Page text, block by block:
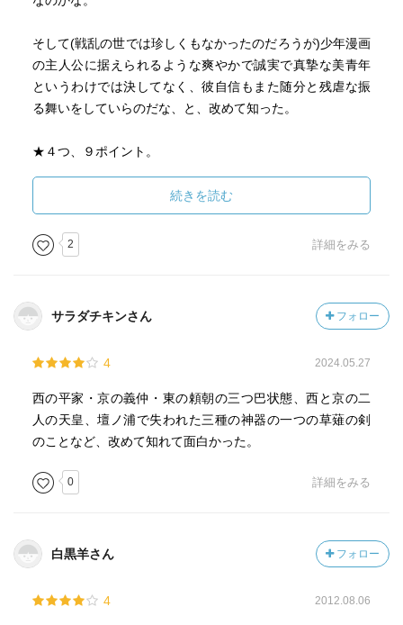
そして(戦乱の世では珍しくもなかったのだろうが)少年漫画
の主人公に据えられるような爽やかで誠実で真摯な美青年
というわけでは決してなく、彼自信もまた随分と残虐な振
る舞いをしていらのだな、と、改めて知った。
★４つ、９ポイント。
※中学の国語教科書で見た｢那須与一｣のエピソードを物語
の流れの中で読めたのが、嬉しかったり♪
だ｣と感じて自分を責める吉村昭さんの心情が印象的だっ
た。(巻末後書きによる)
・・・それにより｢現代語訳の仕事は二度と引き受けまいと
誓った｣とのことだが、なんとも勿体ない。｢吉村訳｣ならば
是非是非読んでみたいなと思えた古典文学も、たくさんあ
続きを読む
2 詳細をみる
サラダチキンさん フォロー
4 2024.05.27
西の平家・京の義仲・東の頼朝の三つ巴状態、西と京の二
人の天皇、壇ノ浦で失われた三種の神器の一つの草薙の剣
のことなど、改めて知れて面白かった。
0 詳細をみる
白黒羊さん フォロー
4 2012.08.06